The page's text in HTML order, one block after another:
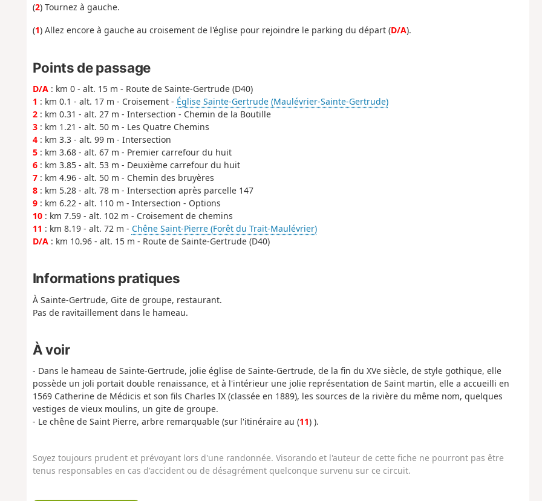
(2) Tournez à gauche.
(1) Allez encore à gauche au croisement de l'église pour rejoindre le parking du départ (D/A).
Points de passage
D/A: km 0 - alt. 15 m - Route de Sainte-Gertrude (D40)
1 : km 0.1 - alt. 17 m - Croisement - Église Sainte-Gertrude (Maulévrier-Sainte-Gertrude)
2: km 0.31 - alt. 27 m - Intersection - Chemin de la Boutille
3: km 1.21 - alt. 50 m - Les Quatre Chemins
4: km 3.3 - alt. 99 m - Intersection
5: km 3.68 - alt. 67 m - Premier carrefour du huit
6: km 3.85 - alt. 53 m - Deuxième carrefour du huit
7: km 4.96 - alt. 50 m - Chemin des bruyères
8: km 5.28 - alt. 78 m - Intersection après parcelle 147
9: km 6.22 - alt. 110 m - Intersection - Options
10: km 7.59 - alt. 102 m - Croisement de chemins
11 : km 8.19 - alt. 72 m - Chêne Saint-Pierre (Forêt du Trait-Maulévrier)
D/A: km 10.96 - alt. 15 m - Route de Sainte-Gertrude (D40)
Informations pratiques
À Sainte-Gertrude, Gite de groupe, restaurant.
Pas de ravitaillement dans le hameau.
À voir
- Dans le hameau de Sainte-Gertrude, jolie église de Sainte-Gertrude, de la fin du XVe siècle, de style gothique, elle
possède un joli portait double renaissance, et à l'intérieur une jolie représentation de Saint martin, elle a accueilli en
1569 Catherine de Médicis et son fils Charles IX (classée en 1889), les sources de la rivière du même nom, quelques
vestiges de vieux moulins, un gite de groupe.
- Le chêne de Saint Pierre, arbre remarquable (sur l'itinéraire au (11) ).
Soyez toujours prudent et prévoyant lors d'une randonnée. Visorando et l'auteur de cette fiche ne pourront pas être
tenus responsables en cas d'accident ou de désagrément quelconque survenu sur ce circuit.